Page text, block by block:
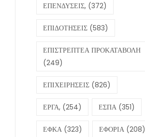
ΕΠΕΝΔΥΣΕΙΣ, (372)
ΕΠΙΔΟΤΗΣΕΙΣ (583)
ΕΠΙΣΤΡΕΠΤΕΑ ΠΡΟΚΑΤΑΒΟΛΗ
(249)
ΕΠΙΧΕΙΡΗΣΕΙΣ (826)
ΕΡΓΑ, (254) ΕΣΠΑ (351)
ΕΦΚΑ (323) ΕΦΟΡΙΑ (208)